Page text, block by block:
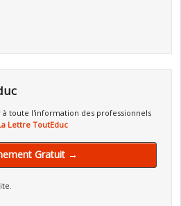
toute l'information des professionnels
Lettre ToutEduc
Gratuit →